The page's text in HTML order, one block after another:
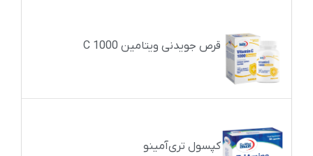
قرص جویدنی ویتامین C 1000
کپسول تری‌آمینو